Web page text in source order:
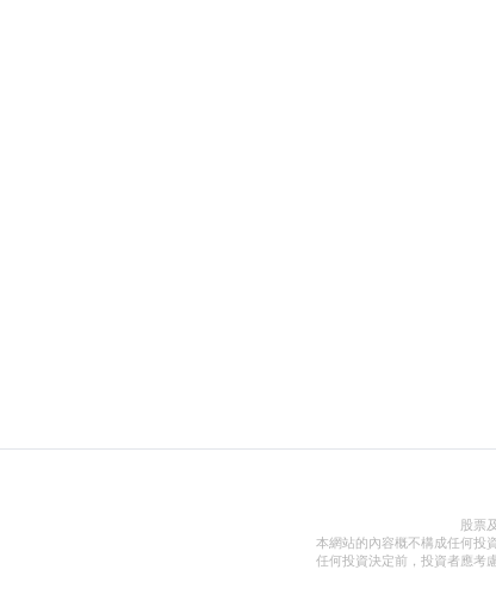
股票
本網站的內容概不構成任何投
任何投資決定前，投資者應考